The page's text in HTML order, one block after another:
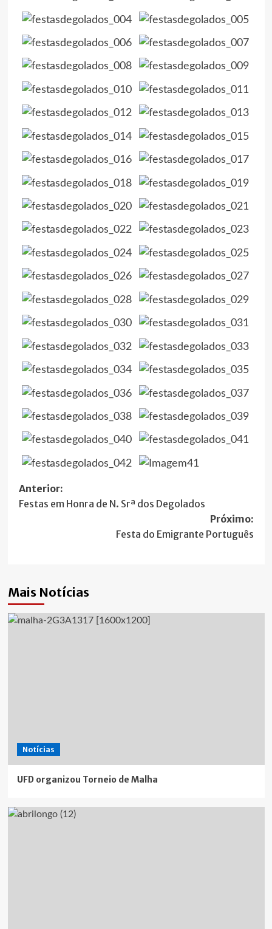
Navegação
de
Anterior:
Festas em Honra de N. Srª dos Degolados
Próximo:
Festa do Emigrante Português
Mais Notícias
Notícias
UFD organizou Torneio de Malha